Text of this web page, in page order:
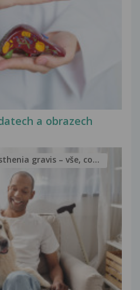
a obrazech
gravis – vše, co...